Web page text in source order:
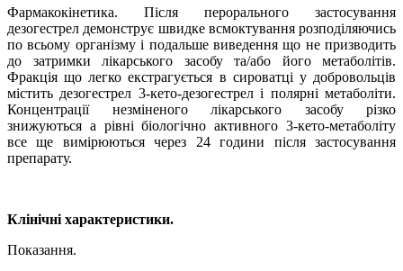
Фармакокінетика. Після перорального застосування
дезогестрел демонструє швидке всмоктування розподіляючись
по всьому організму і подальше виведення що не призводить
до затримки лікарського засобу та/або його метаболітів.
Фракція що легко екстрагується в сироватці у добровольців
містить дезогестрел 3-кето-дезогестрел і полярні метаболіти.
Концентрації незміненого лікарського засобу різко
знижуються а рівні біологічно активного 3-кето-метаболіту
все ще вимірюються через 24 години після застосування
препарату.
Клінічні характеристики.
Показання.